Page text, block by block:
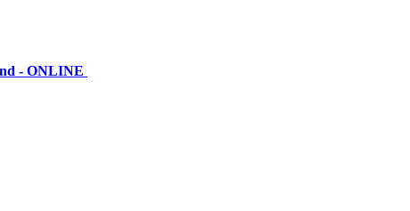
- ONLINE